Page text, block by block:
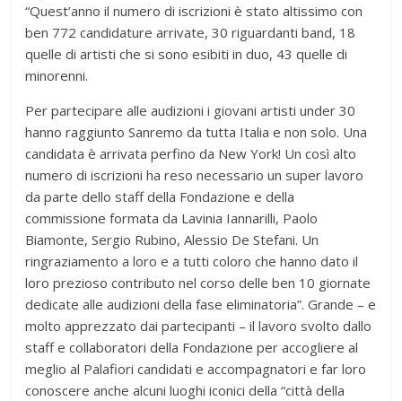
“Quest’anno il numero di iscrizioni è stato altissimo con
ben 772 candidature arrivate, 30 riguardanti band, 18
quelle di artisti che si sono esibiti in duo, 43 quelle di
minorenni.
Per partecipare alle audizioni i giovani artisti under 30
hanno raggiunto Sanremo da tutta Italia e non solo. Una
candidata è arrivata perfino da New York! Un così alto
numero di iscrizioni ha reso necessario un super lavoro
da parte dello staff della Fondazione e della
commissione formata da Lavinia Iannarilli, Paolo
Biamonte, Sergio Rubino, Alessio De Stefani. Un
ringraziamento a loro e a tutti coloro che hanno dato il
loro prezioso contributo nel corso delle ben 10 giornate
dedicate alle audizioni della fase eliminatoria”. Grande – e
molto apprezzato dai partecipanti – il lavoro svolto dallo
staff e collaboratori della Fondazione per accogliere al
meglio al Palafiori candidati e accompagnatori e far loro
conoscere anche alcuni luoghi iconici della “città della